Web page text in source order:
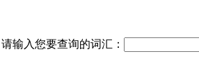
请输入您要查询的词汇：